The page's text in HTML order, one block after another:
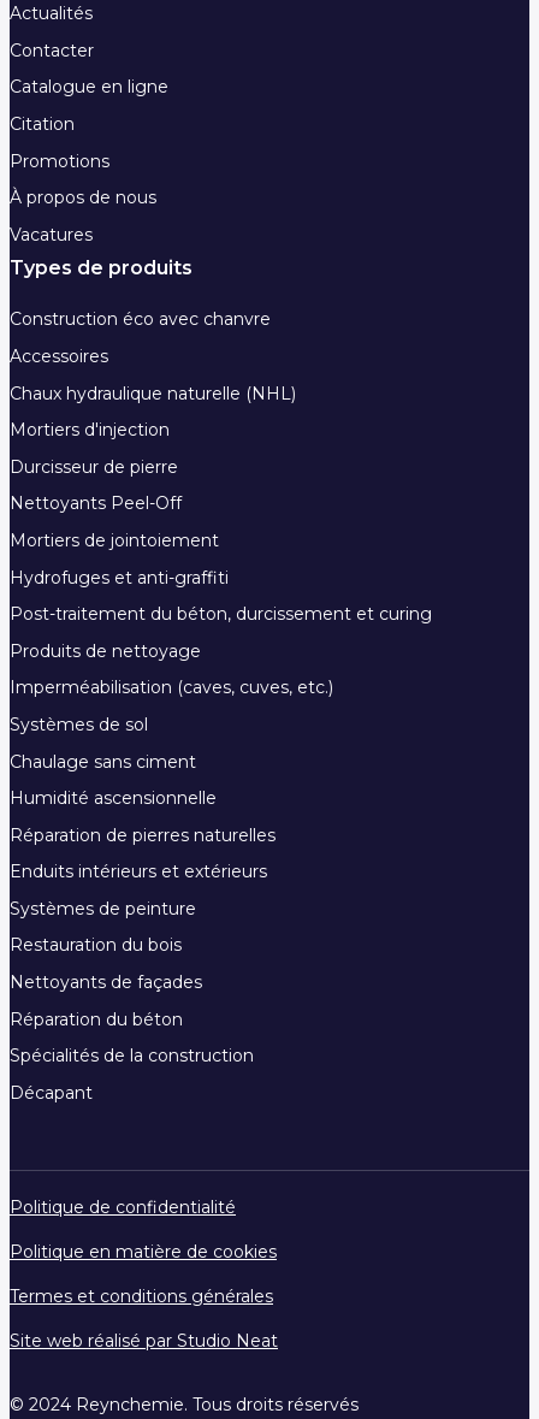
Actualités
Contacter
Catalogue en ligne
Citation
Promotions
À propos de nous
Vacatures
Types de produits
Construction éco avec chanvre
Accessoires
Chaux hydraulique naturelle (NHL)
Mortiers d'injection
Durcisseur de pierre
Nettoyants Peel-Off
Mortiers de jointoiement
Hydrofuges et anti-graffiti
Post-traitement du béton, durcissement et curing
Produits de nettoyage
Imperméabilisation (caves, cuves, etc.)
Systèmes de sol
Chaulage sans ciment
Humidité ascensionnelle
Réparation de pierres naturelles
Enduits intérieurs et extérieurs
Systèmes de peinture
Restauration du bois
Nettoyants de façades
Réparation du béton
Spécialités de la construction
Décapant
© 2024 Reynchemie. Tous droits réservés
Politique de confidentialité
Politique en matière de cookies
Termes et conditions générales
Site web réalisé par Studio Neat